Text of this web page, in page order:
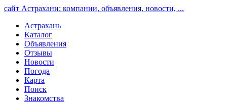
сайт Астрахани: компании, объявления, новости, ...
Астрахань
Каталог
Объявления
Отзывы
Новости
Погода
Карта
Поиск
Знакомства